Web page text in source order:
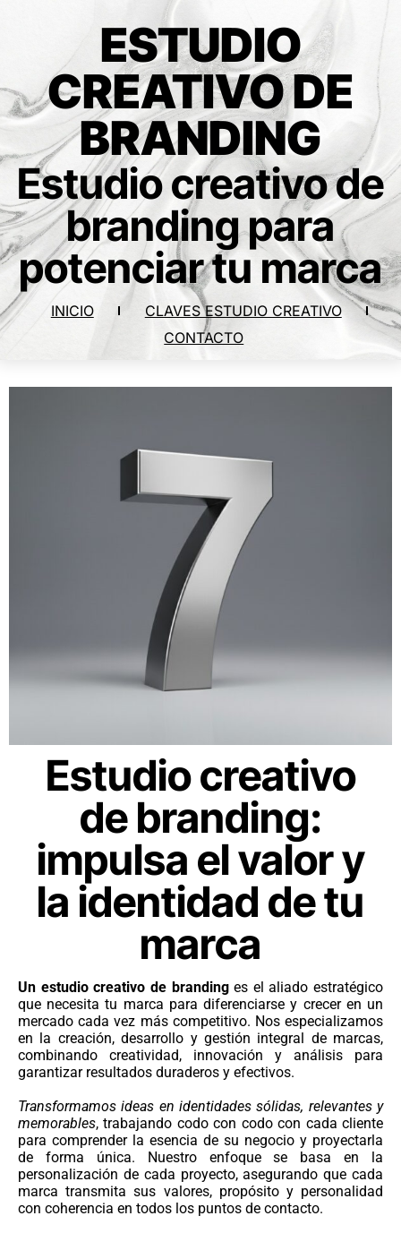
ESTUDIO
CREATIVO DE
BRANDING
Estudio creativo de
branding para
potenciar tu marca
INICIO
CLAVES ESTUDIO CREATIVO
CONTACTO
Estudio creativo
de branding:
impulsa el valor y
la identidad de tu
marca
Un estudio creativo de brandinges el aliado estratégico
que necesita tu marca para diferenciarse y crecer en un
mercado cada vez más competitivo. Nos especializamos
en la creación, desarrollo y gestión integral de marcas,
combinando creatividad, innovación y análisis para
garantizar resultados duraderos y efectivos.
Transformamos ideas en identidades sólidas, relevantes y
memorables, trabajando codo con codo con cada cliente
para comprender la esencia de su negocio y proyectarla
de forma única. Nuestro enfoque se basa en la
personalización de cada proyecto, asegurando que cada
marca transmita sus valores, propósito y personalidad
con coherencia en todos los puntos de contacto.